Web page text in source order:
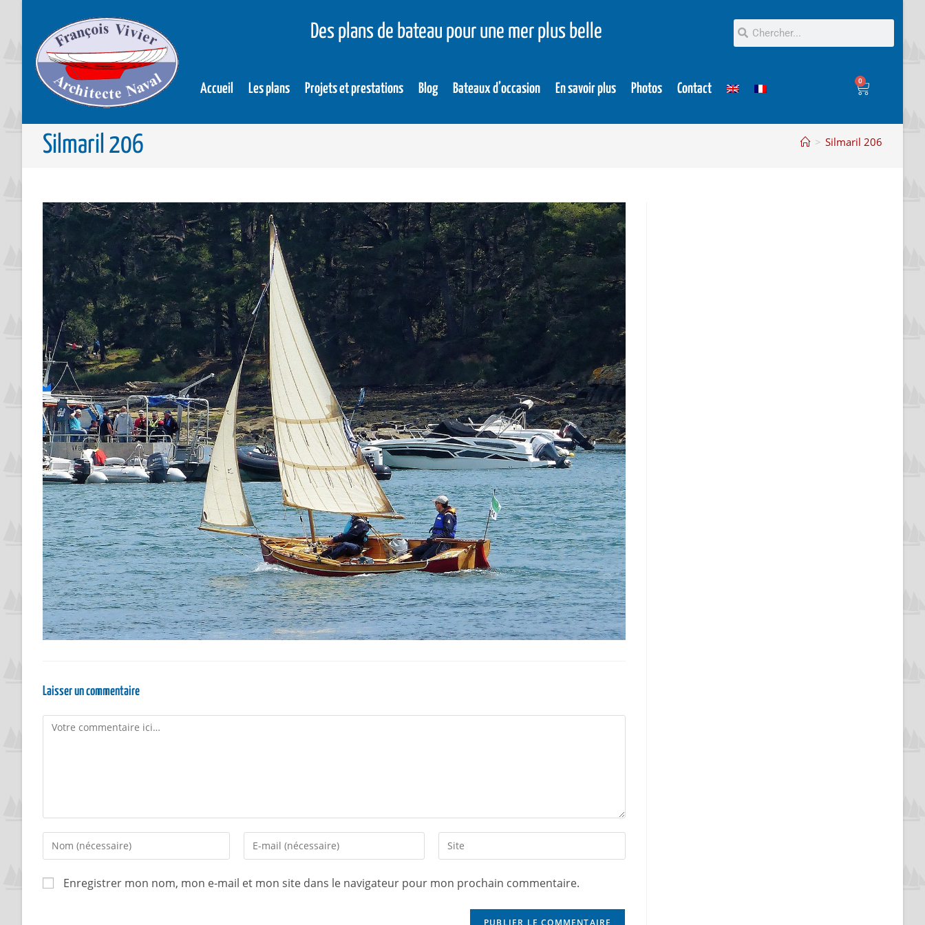
Des plans de bateau pour une mer plus belle
Accueil Les plans Projets et prestations Blog Bateaux d’occasion En savoir plus Photos Contact
0
Silmaril 206 > Silmaril 206
Laisser un commentaire
Enregistrer mon nom, mon e-mail et mon site dans le navigateur pour mon prochain commentaire.